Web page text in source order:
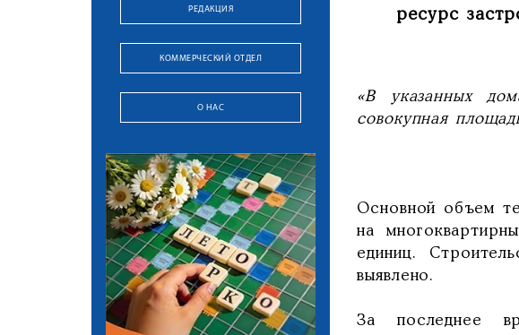
РЕДАКЦИЯ
КОММЕРЧЕСКИЙ ОТДЕЛ
О НАС
ресурс
«В указанных
совокупная
Основной объем
на
единиц.
выявлено.
За последнее